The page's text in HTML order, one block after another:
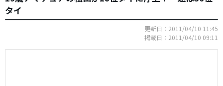
タイ
更新日：2011/04/10 11:45
掲載日：2011/04/10 09:11